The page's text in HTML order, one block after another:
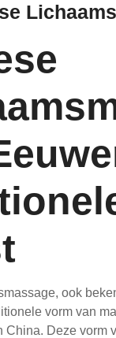
ook
vorm van
China. Deze vorm